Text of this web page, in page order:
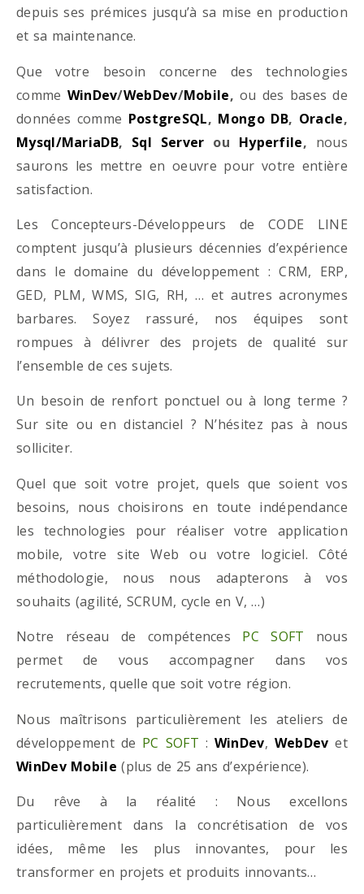
depuis ses prémices jusqu’à sa mise en production
et sa maintenance.
Que votre besoin concerne des technologies
comme WinDev/WebDev/Mobile, ou des bases de
données comme PostgreSQL, Mongo DB, Oracle,
Mysql/MariaDB, Sql Server ou Hyperfile, nous
saurons les mettre en oeuvre pour votre entière
satisfaction.
Les Concepteurs-Développeurs de CODE LINE
comptent jusqu’à plusieurs décennies d’expérience
dans le domaine du développement : CRM, ERP,
GED, PLM, WMS, SIG, RH, … et autres acronymes
barbares. Soyez rassuré, nos équipes sont
rompues à délivrer des projets de qualité sur
l’ensemble de ces sujets.
Un besoin de renfort ponctuel ou à long terme ?
Sur site ou en distanciel ? N’hésitez pas à nous
solliciter.
Quel que soit votre projet, quels que soient vos
besoins, nous choisirons en toute indépendance
les technologies pour réaliser votre application
mobile, votre site Web ou votre logiciel. Côté
méthodologie, nous nous adapterons à vos
souhaits (agilité, SCRUM, cycle en V, …)
Notre réseau de compétences PC SOFT nous
permet de vous accompagner dans vos
recrutements, quelle que soit votre région.
Nous maîtrisons particulièrement les ateliers de
développement de PC SOFT : WinDev, WebDev et
WinDev Mobile (plus de 25 ans d’expérience).
Du rêve à la réalité : Nous excellons
particulièrement dans la concrétisation de vos
idées, même les plus innovantes, pour les
transformer en projets et produits innovants…